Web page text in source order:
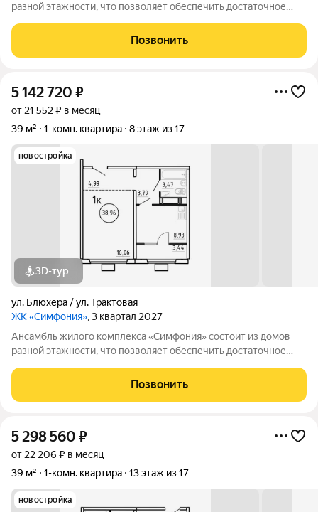
разной этажности, что позволяет обеспечить достаточное
времени и предлагаем квартиры с уже готовой базовой
отделкой. Заезжайте и живите! ЖК
Позвонить
5 142 720 ₽
от 21 552 ₽ в месяц
39 м²
1-комн. квартира 8 этаж из 17
новостройка
3D-тур
ул. Блюхера / ул. Трактовая
ЖК «Симфония», 3 квартал 2027
Ансамбль жилого комплекса «Симфония» состоит из домов
разной этажности, что позволяет обеспечить достаточное
времени и предлагаем квартиры с уже готовой базовой
отделкой. Заезжайте и живите! ЖК
Позвонить
5 298 560 ₽
от 22 206 ₽ в месяц
39 м²
1-комн. квартира 13 этаж из 17
новостройка